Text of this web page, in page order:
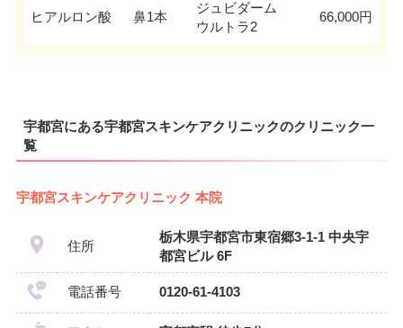
ヒアルロン酸 鼻1本
ジュビダーム
ウルトラ2
66,000円
宇都宮にある宇都宮スキンケアクリニックのクリニック一
覧
宇都宮スキンケアクリニック 本院
住所
栃木県宇都宮市東宿郷3-1-1 中央宇
都宮ビル 6F
電話番号 0120-61-4103